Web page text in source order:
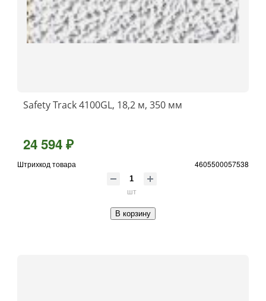
Safety Track 4100GL, 18,2 м, 350 мм
24 594 ₽
Штрихкод товара 4605500057538
шт
В корзину